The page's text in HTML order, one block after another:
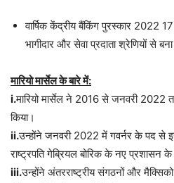
वार्षिक केंद्रीय बैंकिंग पुरस्कार 2022
भागीदार और सेवा प्रदाता श्रेणियों से
मारियो मार्सेल के बारे में:
i.मारियो मार्सेल ने 2016 से जनवरी
किया।
ii.उन्होंने जनवरी 2022 में गवर्नर के पद से
राष्ट्रपति गेब्रियल बोरिक के नए प्रशासन के
iii.उन्होंने अंतरराष्ट्रीय संगठनों और